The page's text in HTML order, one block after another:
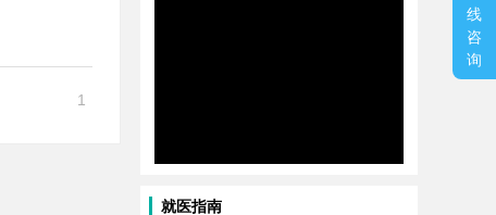
1
就医指南
线
咨
询